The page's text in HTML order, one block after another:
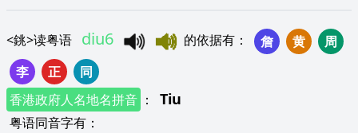
<銚>读粤语 diu6 的依据有 ： 詹 黄
周
李
正
同
香港政府人名地名拼音 ： Tiu
粤语同音字有 ：